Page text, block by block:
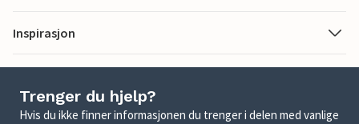
Inspirasjon
Trenger du hjelp?
Hvis du ikke finner informasjonen du trenger i delen med vanlige